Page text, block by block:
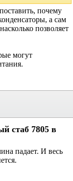
почему
а сам
позволяет
могут
стаб 7805 в
падает. И весь